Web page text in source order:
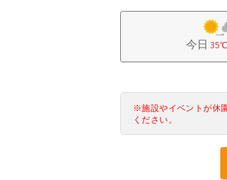
今日 35℃
※施設やイベントが休
ください。